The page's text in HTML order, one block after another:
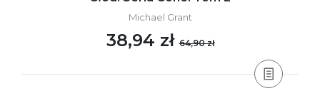
Michael Grant
38,94 zł64,90 zł